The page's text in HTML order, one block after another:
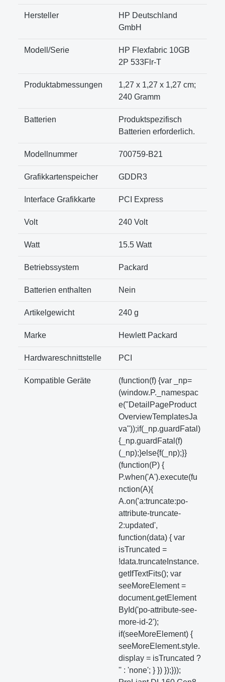
Hersteller
‎HP Deutschland
GmbH
Modell/Serie
‎HP Flexfabric 10GB
2P 533Flr-T
Produktabmessungen
‎1,27 x 1,27 x 1,27 cm;
240 Gramm
Batterien
‎Produktspezifisch
Batterien erforderlich.
Modellnummer ‎700759-B21
Grafikkartenspeicher ‎GDDR3
Interface Grafikkarte ‎PCI Express
Volt ‎240 Volt
Watt ‎15.5 Watt
Betriebssystem ‎Packard
Batterien enthalten ‎Nein
Artikelgewicht ‎240 g
Marke Hewlett Packard
Hardwareschnittstelle PCI
Kompatible Geräte
(function(f) {var _np=
(window.P._namespac
e("DetailPageProduct
OverviewTemplatesJa
va"));if(_np.guardFatal)
{_np.guardFatal(f)
(_np);}else{f(_np);}}
(function(P) {
P.when('A').execute(fu
nction(A){
A.on('a:truncate:po-
attribute-truncate-
2:updated',
function(data) { var
isTruncated =
!data.truncateInstance.
getIfTextFits(); var
seeMoreElement =
document.getElement
ById('po-attribute-see-
more-id-2');
if(seeMoreElement) {
seeMoreElement.style.
display = isTruncated ?
'' : 'none'; } }) });}));